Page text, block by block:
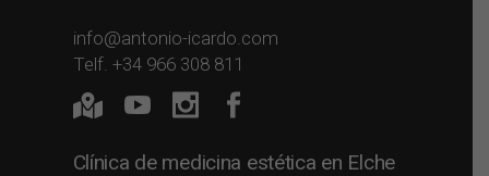
info@antonio-icardo.com
Telf. +34 966 308 811
Clínica de medicina estética en Elche